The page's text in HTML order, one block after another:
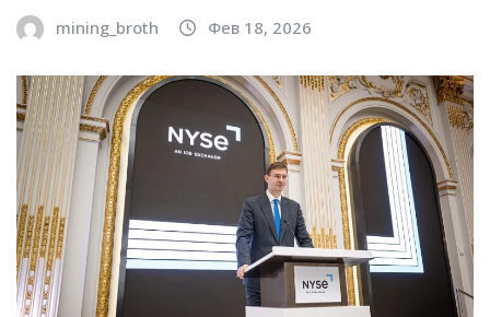
mining_broth Фев 18, 2026